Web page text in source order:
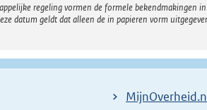
regeling vormen de formele bekendmakingen
datum geldt dat alleen de in papieren vorm